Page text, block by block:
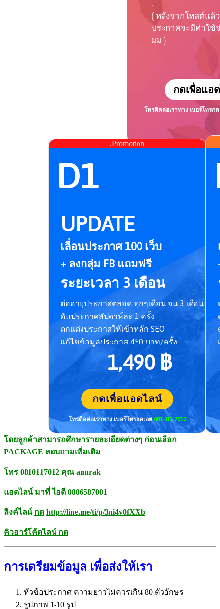
.
( หลังจากโพสต์แล้
ประกาศจะมีค่าใช้
ผม )
กดเพื่อแอ
โทรติดต่อเราทาง เบอร์โทรกด
.Promotion
D1
UPDATE
เลื่อนประกาศ 100 เว็บ
+ ลงกลุ่ม FB แถมฟรี
ระยะเวลา 3 เดือน
ต่ออายุประกาศตลอด ทุกๆเดือน จน 3 เดือน
ดันประกาศสัปดาห์ละ 1 ครั้ง
ตกแต่งประกาศให้เข้าหลัก SEO
แก้ไขข้อมูลประกาศ 450 บาท/ครั้ง
1,490 ฿
กดเพื่อแอดไลน์
โทรติดต่อเราทาง เบอร์โทรกดเลย 081-011-7012
โดยลูกค้าสามารถศึกษารายละเอียดต่างๆ ก่อนเลือก
PACKAGE สอบถามเพิ่มเติม
โทร 0810117012 คุณ anurak
แอดไลน์ มาที่ ไอดี 0806587001
ลิงค์ไลน์ กด http://line.me/ti/p/3ni4v0fXXb
คิวอาร์โค้ดไลน์ กด
การเตรียมข้อมูล เพื่อส่งให้เรา
หัวข้อประกาศ ความยาวไม่ควรเกิน 80 ตัวอักษร
รูปภาพ 1-10 รูป